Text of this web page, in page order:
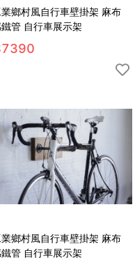
業鄉村風自行車壁掛架 麻布
管 自行車展示架
7390
業鄉村風自行車壁掛架 麻布
管 自行車展示架